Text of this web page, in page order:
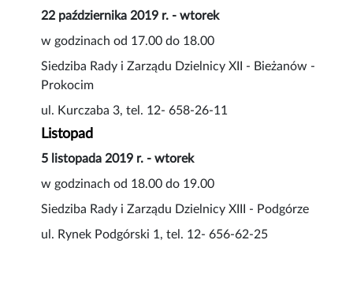
22 października 2019 r. - wtorek
w godzinach od 17.00 do 18.00
Siedziba Rady i Zarządu Dzielnicy XII - Bieżanów -
Prokocim
ul. Kurczaba 3, tel. 12- 658-26-11
Listopad
5 listopada 2019 r. - wtorek
w godzinach od 18.00 do 19.00
Siedziba Rady i Zarządu Dzielnicy XIII - Podgórze
ul. Rynek Podgórski 1, tel. 12- 656-62-25